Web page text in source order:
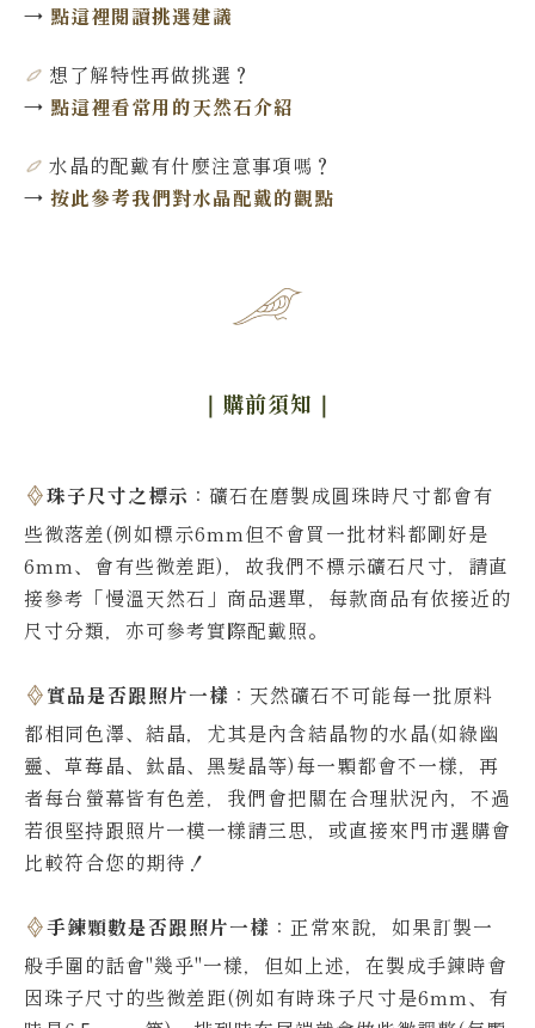
→ 點這裡閱讀挑選建議
想了解特性再做挑選 ？
→ 點這裡看常用的天然石介紹
水晶的配戴有什麼注意事項嗎？
→ 按此參考我們對水晶配戴的觀點
｜購前須知 ｜
珠子尺寸之標示 ：礦石在磨製成圓珠時尺寸都會有
些微落差(例如標示6mm但不會買一批材料都剛好是
6mm、會有些微差距)，故我們不標示礦石尺寸，請直
接參考「慢溫天然石」商品選單，每款商品有依接近的
尺寸分類，亦可參考實際配戴照。
實品是否跟照片一樣 ：天然礦石不可能每一批原料
都相同色澤、結晶，尤其是內含結晶物的水晶(如綠幽
靈、草莓晶、鈦晶、黑髮晶等)每一顆都會不一樣，再
者每台螢幕皆有色差，我們會把關在合理狀況內，不過
若很堅持跟照片一模一樣請三思，或直接來門市選購會
比較符合您的期待！
手鍊顆數是否跟照片一樣 ：正常來說，如果訂製一
般手圍的話會"幾乎"一樣，但如上述，在製成手鍊時會
因珠子尺寸的些微差距(例如有時珠子尺寸是6mm、有